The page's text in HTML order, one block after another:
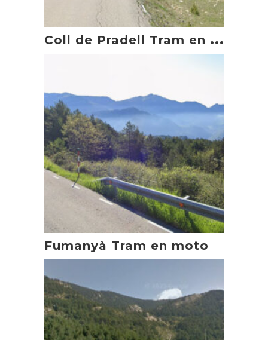
C
oll de Pradell Tram en moto
Fumanyà Tram en moto